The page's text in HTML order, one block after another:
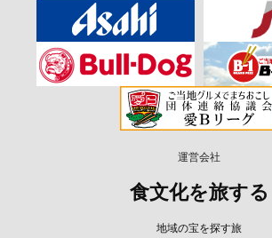
運営会社
食文化を旅する
地域の宝を探す旅